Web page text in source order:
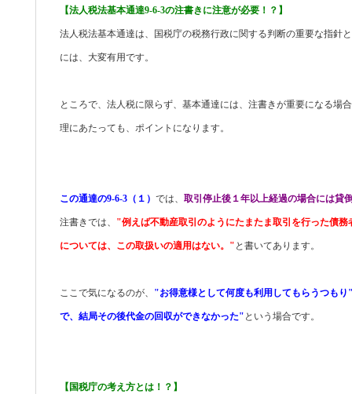
【法人税法基本通達9-6-3の注書きに注意が必要！？】
法人税法基本通達は、国税庁の税務行政に関する判断の重要な指針
には、大変有用です。
ところで、法人税に限らず、基本通達には、注書きが重要になる場
理にあたっても、ポイントになります。
この通達の9-6-3（１） では、 取引停止後１年以上経過の場合には貸
注書きでは、 "例えば不動産取引のようにたまたま取引を行った債
については、この取扱いの適用はない。" と書いてあります。
ここで気になるのが、 "お得意様として何度も利用してもらうつも
で、結局その後代金の回収ができなかった" という場合です。
【国税庁の考え方とは！？】